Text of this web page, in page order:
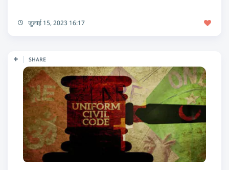
जुलाई 15, 2023 16:17
SHARE